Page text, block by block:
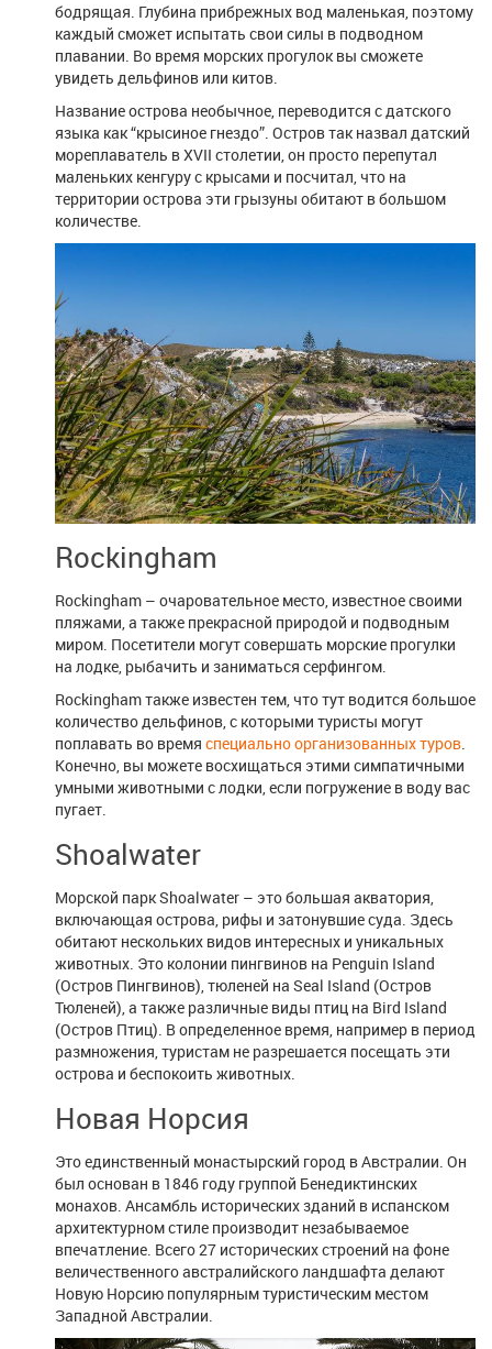
бодрящая. Глубина прибрежных вод маленькая, поэтому
каждый сможет испытать свои силы в подводном
плавании. Во время морских прогулок вы сможете
увидеть дельфинов или китов.
Название острова необычное, переводится с датского
языка как “крысиное гнездо”. Остров так назвал датский
мореплаватель в XVII столетии, он просто перепутал
маленьких кенгуру с крысами и посчитал, что на
территории острова эти грызуны обитают в большом
количестве.
Rockingham
Rockingham – очаровательное место, известное своими
пляжами, а также прекрасной природой и подводным
миром. Посетители могут совершать морские прогулки
на лодке, рыбачить и заниматься серфингом.
Rockingham также известен тем, что тут водится большое
количество дельфинов, с которыми туристы могут
поплавать во время специально организованных туров.
Конечно, вы можете восхищаться этими симпатичными
умными животными с лодки, если погружение в воду вас
пугает.
Shoalwater
Морской парк Shoalwater – это большая акватория,
включающая острова, рифы и затонувшие суда. Здесь
обитают нескольких видов интересных и уникальных
животных. Это колонии пингвинов на Penguin Island
(Остров Пингвинов), тюленей на Seal Island (Остров
Тюленей), а также различные виды птиц на Bird Island
(Остров Птиц). В определенное время, например в период
размножения, туристам не разрешается посещать эти
острова и беспокоить животных.
Новая Норсия
Это единственный монастырский город в Австралии. Он
был основан в 1846 году группой Бенедиктинских
монахов. Ансамбль исторических зданий в испанском
архитектурном стиле производит незабываемое
впечатление. Всего 27 исторических строений на фоне
величественного австралийского ландшафта делают
Новую Норсию популярным туристическим местом
Западной Австралии.